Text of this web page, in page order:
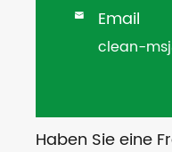
 Email
clean-
Haben Sie eine